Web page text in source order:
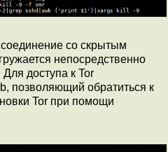
со скрытым
непосредственно
доступа к Tor
позволяющий обратиться к
Tor при помощи